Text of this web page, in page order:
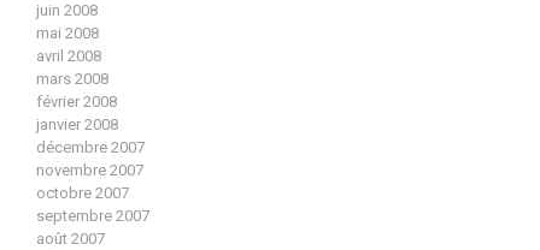
juin 2008
mai 2008
avril 2008
mars 2008
février 2008
janvier 2008
décembre 2007
novembre 2007
octobre 2007
septembre 2007
août 2007